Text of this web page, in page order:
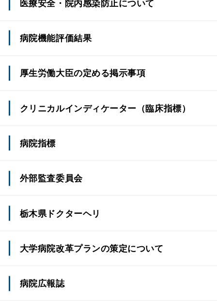
施設・設備
情報・図書コーナーのご案内
医療安全・院内感染防止について
医療に係る安全管理のための指針
病院機能評価結果
厚生労働大臣の定める掲示事項
クリニカルインディケーター （臨床指標）
病院指標
外部監査委員会
令和7年度獨協医科大学外部監査委員会報告
令和4年度獨協医科大学外部監査委員会報告
栃木県ドクターヘリ
大学病院改革プランの策定について
病院広報誌